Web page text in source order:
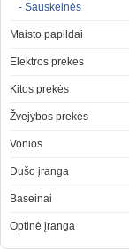
- Sauskelnės
Maisto papildai
Elektros prekes
Kitos prekės
Žvejybos prekės
Vonios
Dušo įranga
Baseinai
Optinė įranga